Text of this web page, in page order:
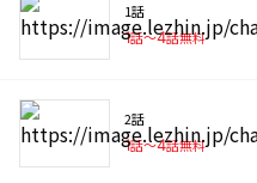
1話
1話〜4話無料
2話
1話〜4話無料